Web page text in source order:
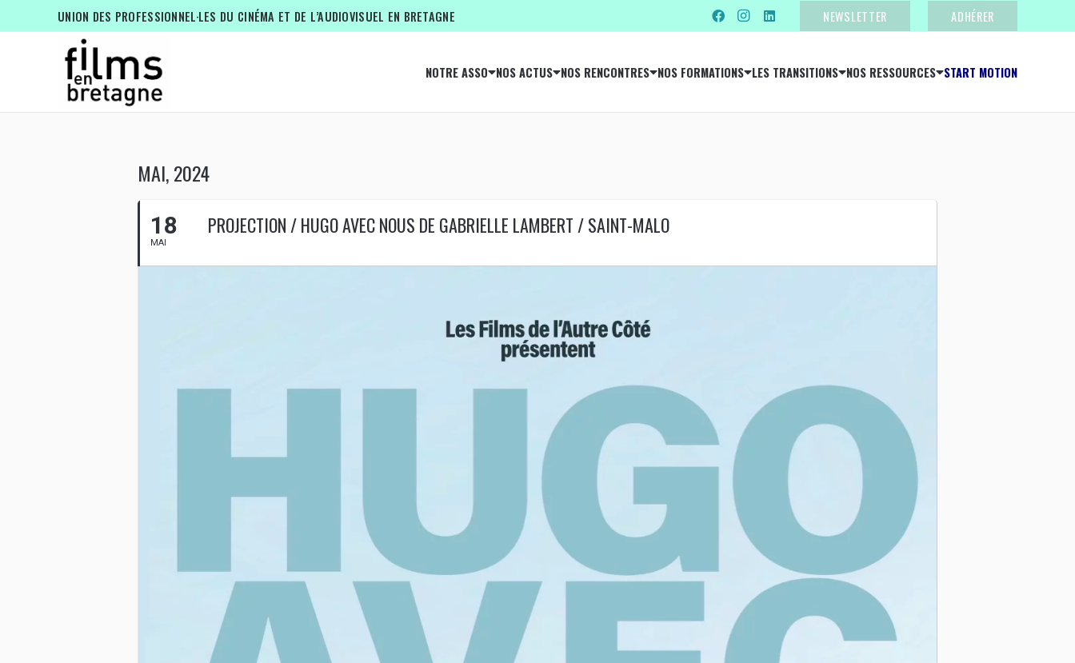
UNION DES PROFESSIONNEL·LES DU CINÉMA ET DE L’AUDIOVISUEL EN BRETAGNE NEWSLETTER ADHÉRER
NOTRE ASSO NOS ACTUS NOS RENCONTRES NOS FORMATIONS LES TRANSITIONS NOS RESSOURCES START MOTION
MAI, 2024
18
MAI
PROJECTION / HUGO AVEC NOUS DE GABRIELLE LAMBERT / SAINT-MALO